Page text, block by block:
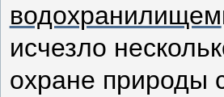
водохранилищем
исчезло
охране природы